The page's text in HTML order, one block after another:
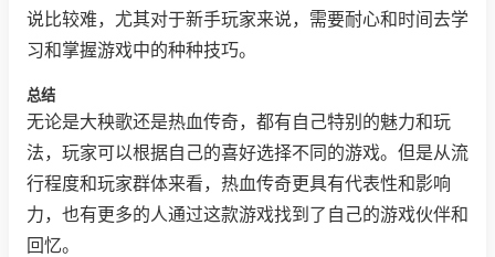
说比较难，尤其对于新手玩家来说，需要耐心和时间去学
习和掌握游戏中的种种技巧。
总结
无论是大秧歌还是热血传奇，都有自己特别的魅力和玩
法，玩家可以根据自己的喜好选择不同的游戏。但是从流
行程度和玩家群体来看，热血传奇更具有代表性和影响
力，也有更多的人通过这款游戏找到了自己的游戏伙伴和
回忆。